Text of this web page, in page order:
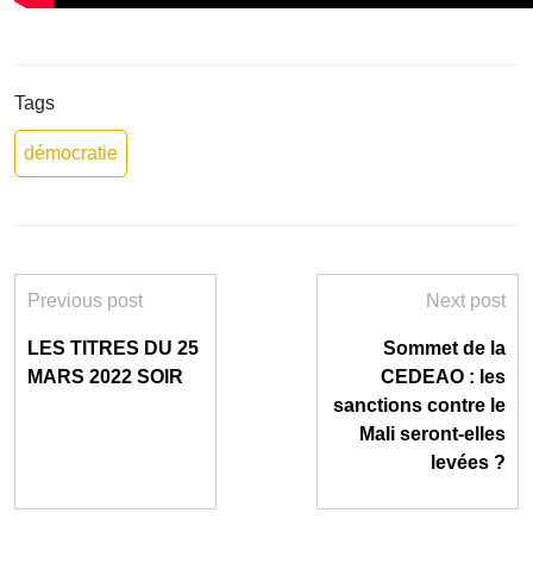
Tags
démocratie
Previous post
LES TITRES DU 25
MARS 2022 SOIR
Next post
Sommet de la
CEDEAO : les
sanctions contre le
Mali seront-elles
levées ?